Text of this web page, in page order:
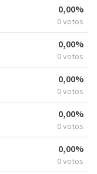
0,00%
0 votos
0,00%
0 votos
0,00%
0 votos
0,00%
0 votos
0,00%
0 votos